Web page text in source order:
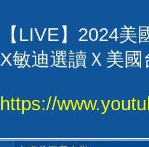
【LIVE】2024
X敏迪選讀Ｘ美國
https://